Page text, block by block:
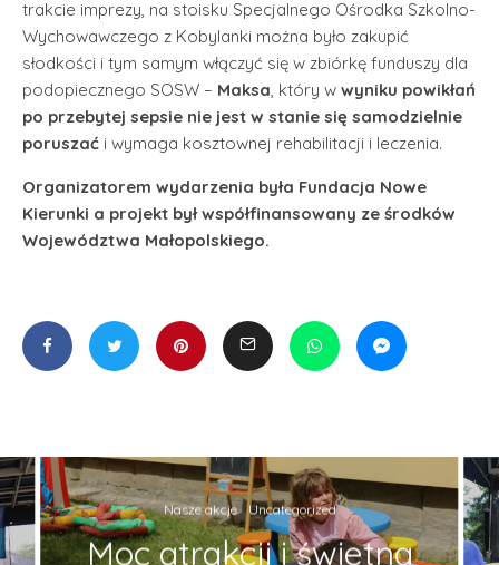
trakcie imprezy, na stoisku Specjalnego Ośrodka Szkolno-
Wychowawczego z Kobylanki można było zakupić
słodkości i tym samym włączyć się w zbiórkę funduszy dla
podopiecznego SOSW – Maksa, który w wyniku powikłań
po przebytej sepsie nie jest w stanie się samodzielnie
poruszać i wymaga kosztownej rehabilitacji i leczenia.
Organizatorem wydarzenia była Fundacja Nowe
Kierunki a projekt był współfinansowany ze środków
Województwa Małopolskiego.
Nasze akcje Uncategorized
Moc atrakcji i świetna